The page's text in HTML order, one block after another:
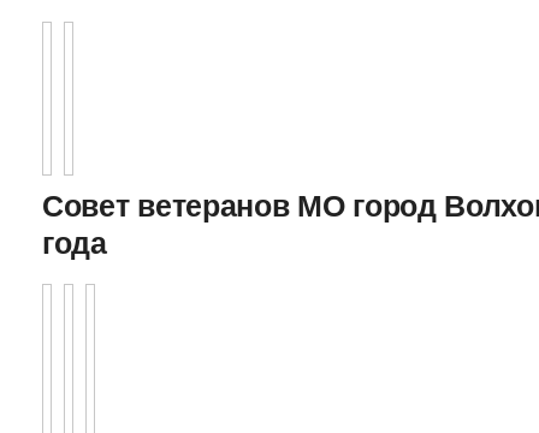
Совет ветеранов МО город
года